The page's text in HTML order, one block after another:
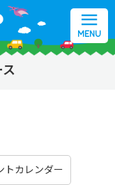
MENU
トカレンダー